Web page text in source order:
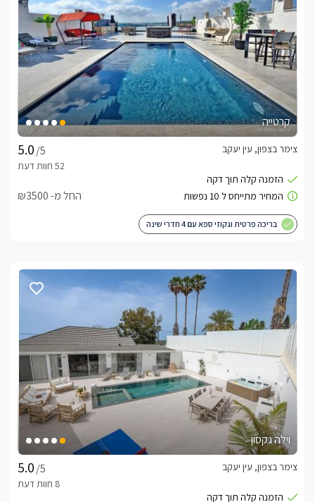
קרטייה
/5
צימר בצפון, עין יעקב
החל מ- ₪3500
בריכה פרטית וגקוזי ספא עם 4 חדרי שינה
וילה גקסון
/5
צימר בצפון, עין יעקב